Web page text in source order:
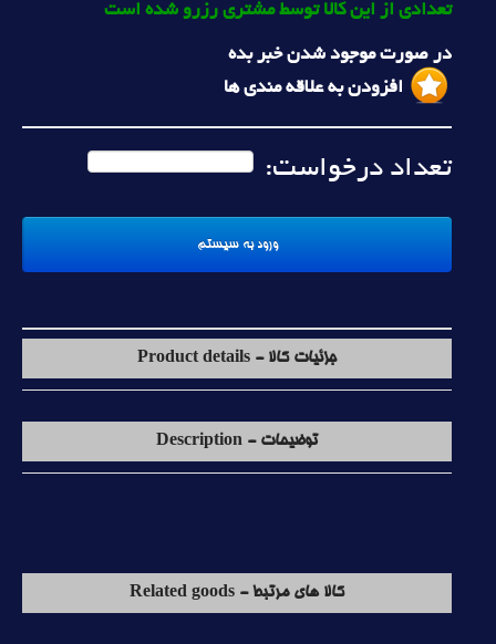
تعدادی از این کالا توسط مشتری رزرو شده است
در صورت موجود شدن خبر بده
افزودن به علاقه مندی ها
تعداد درخواست:
جزئیات کالا - Product details
توضیحات - Description
کالا های مرتبط - Related goods